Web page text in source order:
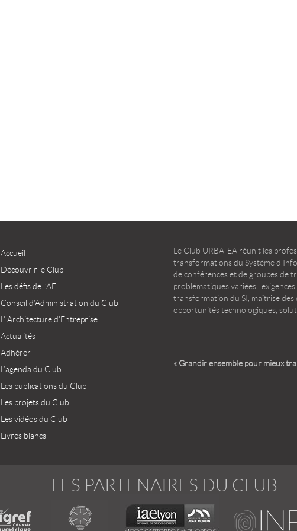
Accueil
Découvrir le Club
Les défis de l’AE
Conseil d’Administration du Club
L’ Architecture d’Entreprise
Actualités
Adhérer
L’agenda du Club
Les publications du Club
Les projets du Club
Les vidéos du Club
Livres blancs
Le Club URBA-EA réunit les
transformations du Système
de conférences et de groupes de
problématiques variées :
transformation du SI, maîtrise des
opportunités technologiques,
« Grandir ensemble pour mieux
LES PARTENAIRES DU CLUB